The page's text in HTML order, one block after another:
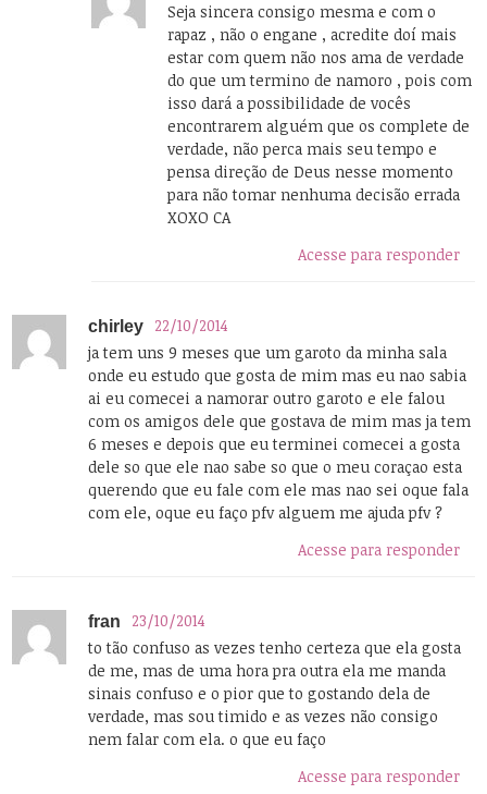
Seja sincera consigo mesma e com o
rapaz , não o engane , acredite doí mais
estar com quem não nos ama de verdade
do que um termino de namoro , pois com
isso dará a possibilidade de vocês
encontrarem alguém que os complete de
verdade, não perca mais seu tempo e
pensa direção de Deus nesse momento
para não tomar nenhuma decisão errada
XOXO CA
Acesse para responder
chirley
22/10/2014
ja tem uns 9 meses que um garoto da minha sala
onde eu estudo que gosta de mim mas eu nao sabia
ai eu comecei a namorar outro garoto e ele falou
com os amigos dele que gostava de mim mas ja tem
6 meses e depois que eu terminei comecei a gosta
dele so que ele nao sabe so que o meu coraçao esta
querendo que eu fale com ele mas nao sei oque fala
com ele, oque eu faço pfv alguem me ajuda pfv ?
Acesse para responder
fran
23/10/2014
to tão confuso as vezes tenho certeza que ela gosta
de me, mas de uma hora pra outra ela me manda
sinais confuso e o pior que to gostando dela de
verdade, mas sou timido e as vezes não consigo
nem falar com ela. o que eu faço
Acesse para responder